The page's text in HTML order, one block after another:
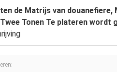
de Matrijs van douanefiere,
Tonen Te plateren wordt